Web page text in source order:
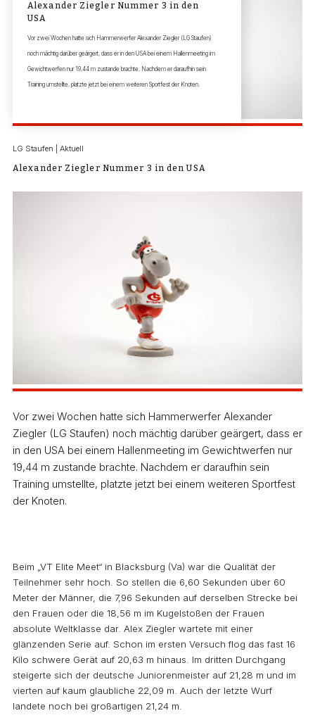
Alexander Ziegler Nummer 3 in den
USA
Vor zwei Wochen hatte sich Hammerwerfer Alexander Ziegler (LG Staufen)
noch mächtig darüber geärgert, dass er in den USA bei einem Hallenmeeting im
Gewichtwerfen nur 19,44 m zustande brachte. Nachdem er daraufhin sein
Training umstellte, platzte jetzt bei einem weiteren Sportfest der Knoten.
LG Staufen | Aktuell
Alexander Ziegler Nummer 3 in den USA
Vor zwei Wochen hatte sich Hammerwerfer Alexander
Ziegler (LG Staufen) noch mächtig darüber geärgert, dass er
in den USA bei einem Hallenmeeting im Gewichtwerfen nur
19,44 m zustande brachte. Nachdem er daraufhin sein
Training umstellte, platzte jetzt bei einem weiteren Sportfest
der Knoten.
Beim „VT Elite Meet“ in Blacksburg (Va) war die Qualität der
Teilnehmer sehr hoch. So stellen die 6,60 Sekunden über 60
Meter der Männer, die 7,96 Sekunden auf derselben Strecke bei
den Frauen oder die 18,56 m im Kugelstoßen der Frauen
absolute Weltklasse dar. Alex Ziegler wartete mit einer
glänzenden Serie auf. Schon im ersten Versuch flog das fast 16
Kilo schwere Gerät auf 20,63 m hinaus. Im dritten Durchgang
steigerte sich der deutsche Juniorenmeister auf 21,28 m und im
vierten auf kaum glaubliche 22,09 m. Auch der letzte Wurf
landete noch bei großartigen 21,24 m.